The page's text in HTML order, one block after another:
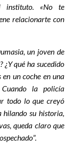
instituto. «No te
relacionarte con
un joven de
¿Y qué ha sucedido
un coche en una
la policía
todo lo que creyó
hilando su historia,
queda claro que
”.